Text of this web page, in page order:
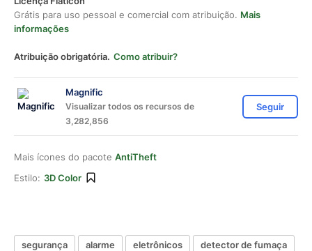
Grátis para uso pessoal e comercial com atribuição. Mais
informações
Atribuição obrigatória. Como atribuir?
Magnific
Visualizar todos os recursos de
3,282,856
Seguir
Mais ícones do pacote AntiTheft
Estilo: 3D Color
segurança alarme eletrônicos
detector de fumaça